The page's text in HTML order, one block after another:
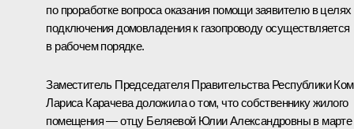
по проработке вопроса оказания помощи заявителю в целях
подключения домовладения к газопроводу осуществляется
в рабочем порядке.
Заместитель Председателя Правительства Республики
Лариса Карачева доложила о том, что собственнику жилого
помещения — отцу Беляевой Юлии Александровны в марте